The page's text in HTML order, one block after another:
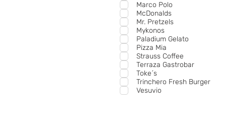
Marco Polo
McDonalds
Mr. Pretzels
Mykonos
Paladium Gelato
Pizza Mia
Strauss Coffee
Terraza Gastrobar
Toke´s
Trinchero Fresh Burger
Vesuvio